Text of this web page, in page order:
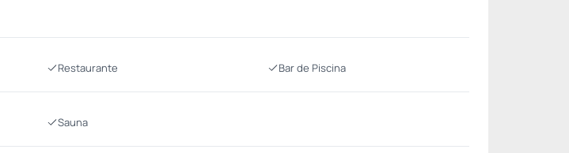
Restaurante Bar de Piscina
Sauna